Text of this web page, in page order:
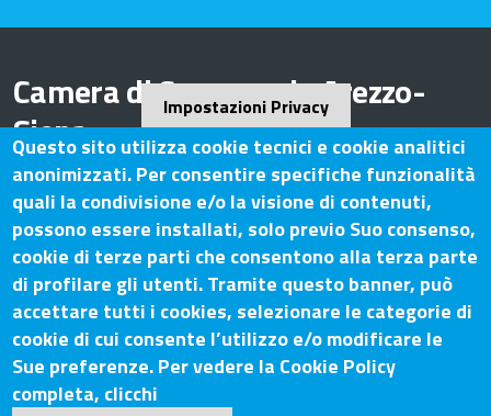
Camera di Commercio Arezzo-
Siena
Contatti
Sede Legale: Via Lazzaro Spallanzani, 25 – 52100 Arezzo
Sede Secondaria: Piazza Giacomo Matteotti, 30 - 53100
Siena
Tel. Sede Legale: 0575/3030
Tel. Sede Secondaria: 0577/202511
Impostazioni Privacy
Questo sito utilizza cookie tecnici e cookie analitici
anonimizzati. Per consentire specifiche funzionalità
quali la condivisione e/o la visione di contenuti,
possono essere installati, solo previo Suo consenso,
cookie di terze parti che consentono alla terza parte
di profilare gli utenti. Tramite questo banner, può
accettare tutti i cookies, selezionare le categorie di
cookie di cui consente l’utilizzo e/o modificare le
Sue preferenze. Per vedere la Cookie Policy
completa, clicchi